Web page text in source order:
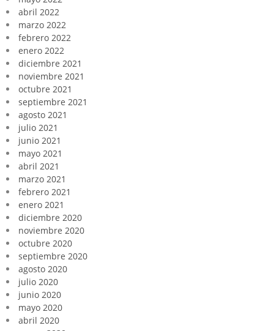
abril 2022
marzo 2022
febrero 2022
enero 2022
diciembre 2021
noviembre 2021
octubre 2021
septiembre 2021
agosto 2021
julio 2021
junio 2021
mayo 2021
abril 2021
marzo 2021
febrero 2021
enero 2021
diciembre 2020
noviembre 2020
octubre 2020
septiembre 2020
agosto 2020
julio 2020
junio 2020
mayo 2020
abril 2020